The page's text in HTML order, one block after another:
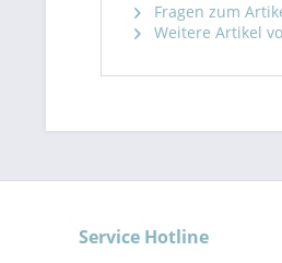
Fragen zum
Weitere Artikel
Service Hotline